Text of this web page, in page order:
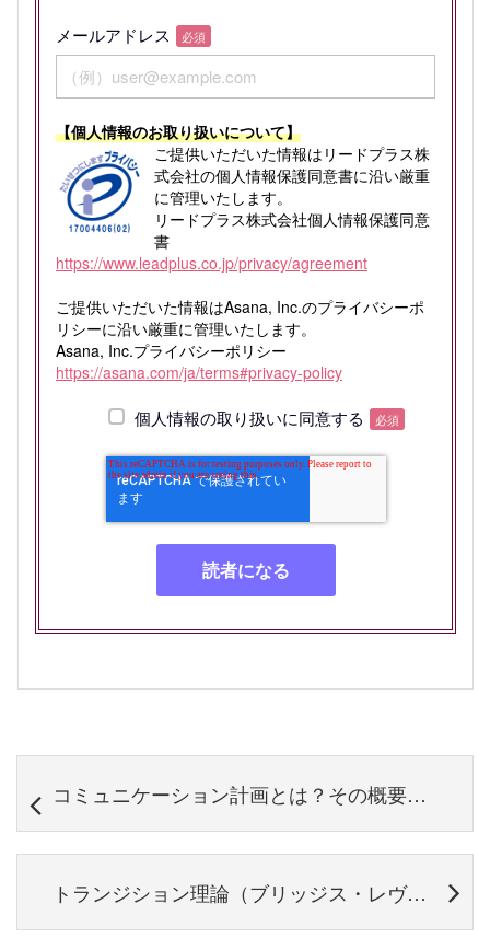
メールアドレス 必須
【個人情報のお取り扱いについて】
ご提供いただいた情報はリードプラス株
式会社の個人情報保護同意書に沿い厳重
に管理いたします。
リードプラス株式会社個人情報保護同意
書
https://www.leadplus.co.jp/privacy/agreement
ご提供いただいた情報はAsana, Inc.のプライバシーポ
リシーに沿い厳重に管理いたします。
Asana, Inc.プライバシーポリシー
https://asana.com/ja/terms#privacy-policy
個人情報の取り扱いに同意する 必須
コミュニケーション計画とは？その概要やメリット、進め方について
トランジション理論（ブリッジス・レヴィンソン・シュロスバーグ）とは？